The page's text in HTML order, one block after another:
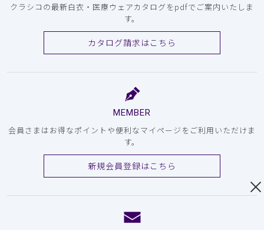
クラシコの最新白衣・医療ウェアカタログをpdfでご案内いたしま
す。
カタログ請求はこちら
MEMBER
会員さまはお得なポイントや便利なマイページをご利用いただけま
す。
新規会員登録はこちら